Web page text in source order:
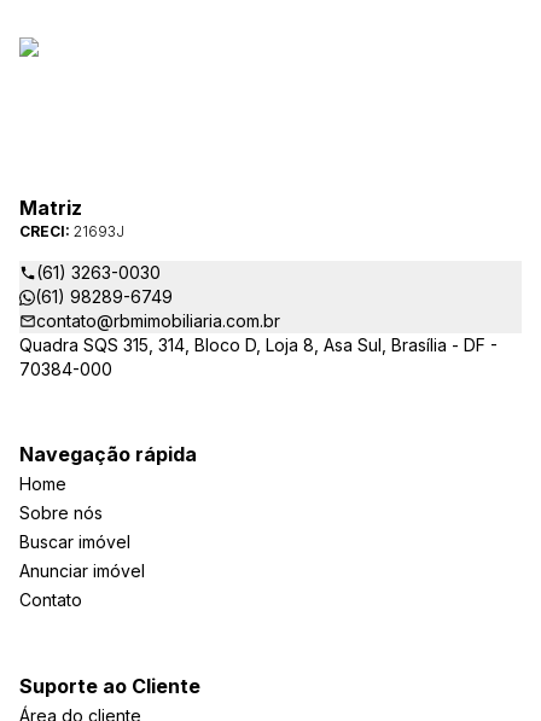
Matriz
CRECI: 21693J
(61) 3263-0030
(61) 98289-6749
contato@rbmimobiliaria.com.br
Quadra SQS 315, 314, Bloco D, Loja 8, Asa Sul, Brasília - DF -
70384-000
Navegação rápida
Home
Sobre nós
Buscar imóvel
Anunciar imóvel
Contato
Suporte ao Cliente
Área do cliente